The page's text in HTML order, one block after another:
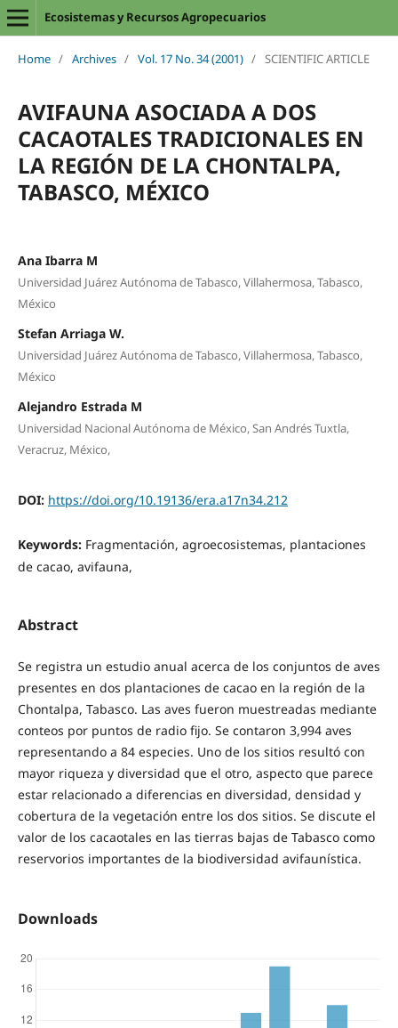
Ecosistemas y Recursos Agropecuarios
Home / Archives / Vol. 17 No. 34 (2001) / SCIENTIFIC ARTICLE
AVIFAUNA ASOCIADA A DOS
CACAOTALES TRADICIONALES EN
LA REGIÓN DE LA CHONTALPA,
TABASCO, MÉXICO
Ana Ibarra M
Universidad Juárez Autónoma de Tabasco, Villahermosa, Tabasco,
México
Stefan Arriaga W.
Universidad Juárez Autónoma de Tabasco, Villahermosa, Tabasco,
México
Alejandro Estrada M
Universidad Nacional Autónoma de México, San Andrés Tuxtla,
Veracruz, México,
DOI: https://doi.org/10.19136/era.a17n34.212
Keywords: Fragmentación, agroecosistemas, plantaciones
de cacao, avifauna,
Abstract
Se registra un estudio anual acerca de los conjuntos de aves
presentes en dos plantaciones de cacao en la región de la
Chontalpa, Tabasco. Las aves fueron muestreadas mediante
conteos por puntos de radio fijo. Se contaron 3,994 aves
representando a 84 especies. Uno de los sitios resultó con
mayor riqueza y diversidad que el otro, aspecto que parece
estar relacionado a diferencias en diversidad, densidad y
cobertura de la vegetación entre los dos sitios. Se discute el
valor de los cacaotales en las tierras bajas de Tabasco como
reservorios importantes de la biodiversidad avifaunística.
Downloads